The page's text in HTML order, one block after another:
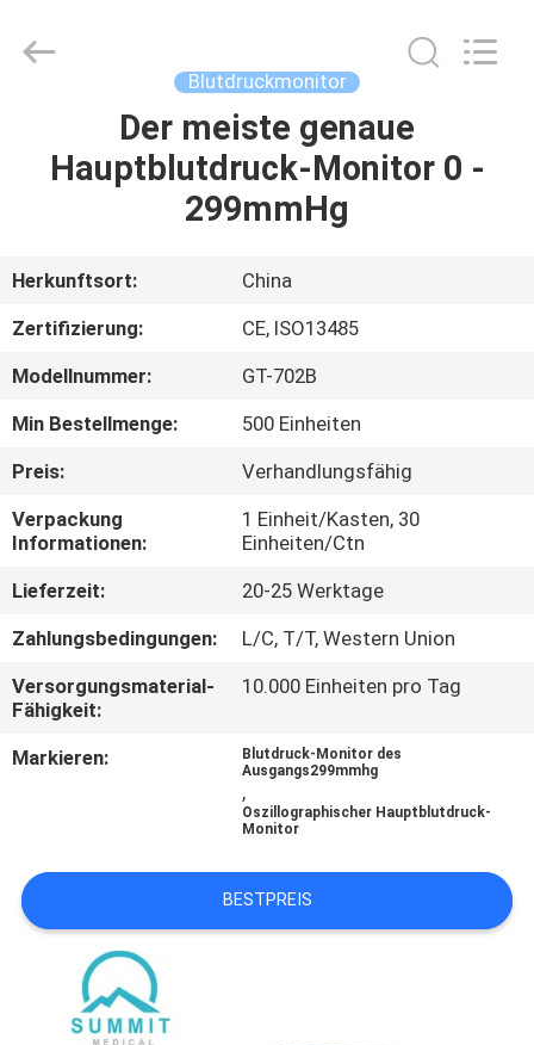
VR
SHOW
ÜBER
UNS
FABRIK-
AUSFLUG
QUALITÄTSKONTROLLE
TRETEN
SIE
IN
VERBINDUNG
NACHRICHTEN
Blutdruckmonitor
Der meiste genaue
Hauptblutdruck-Monitor 0 -
299mmHg
Herkunftsort:
China
Zertifizierung:
CE, ISO13485
Modellnummer:
GT-702B
Min Bestellmenge:
500 Einheiten
Preis:
Verhandlungsfähig
Verpackung
Informationen:
1 Einheit/Kasten, 30
Einheiten/Ctn
Lieferzeit:
20-25 Werktage
Zahlungsbedingungen:
L/C, T/T, Western Union
Versorgungsmaterial-
Fähigkeit:
10.000 Einheiten pro Tag
Markieren:
Blutdruck-Monitor des
Ausgangs299mmhg
,
Oszillographischer Hauptblutdruck-
Monitor
BESTPREIS